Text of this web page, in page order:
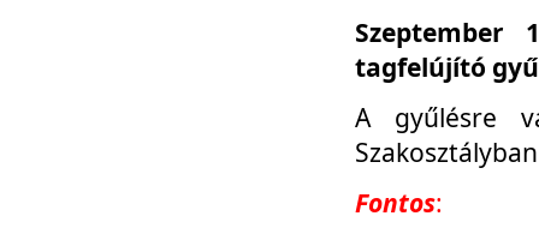
Szeptember
tagfelújító
A gyűlésre
Fontos: